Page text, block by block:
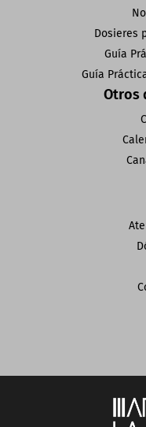
Dosieres
Guía
Guía
Otros